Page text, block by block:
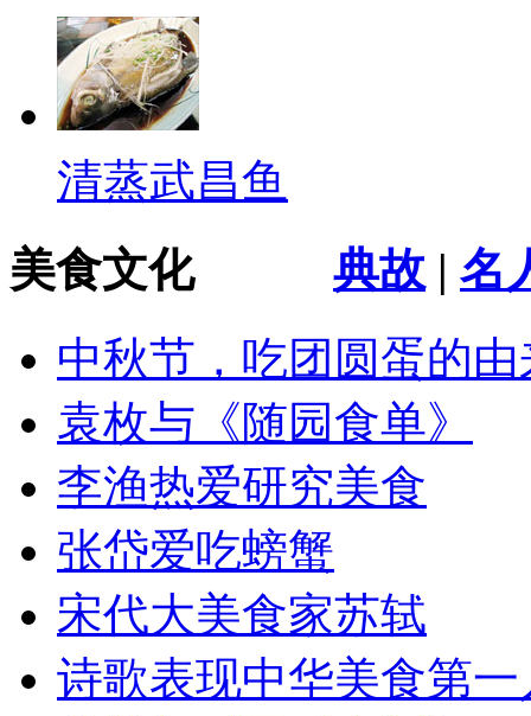
清蒸武昌鱼
美食文化 典故 | 名
中秋节，吃团圆蛋的由
袁枚与《随园食单》
李渔热爱研究美食
张岱爱吃螃蟹
宋代大美食家苏轼
诗歌表现中华美食第